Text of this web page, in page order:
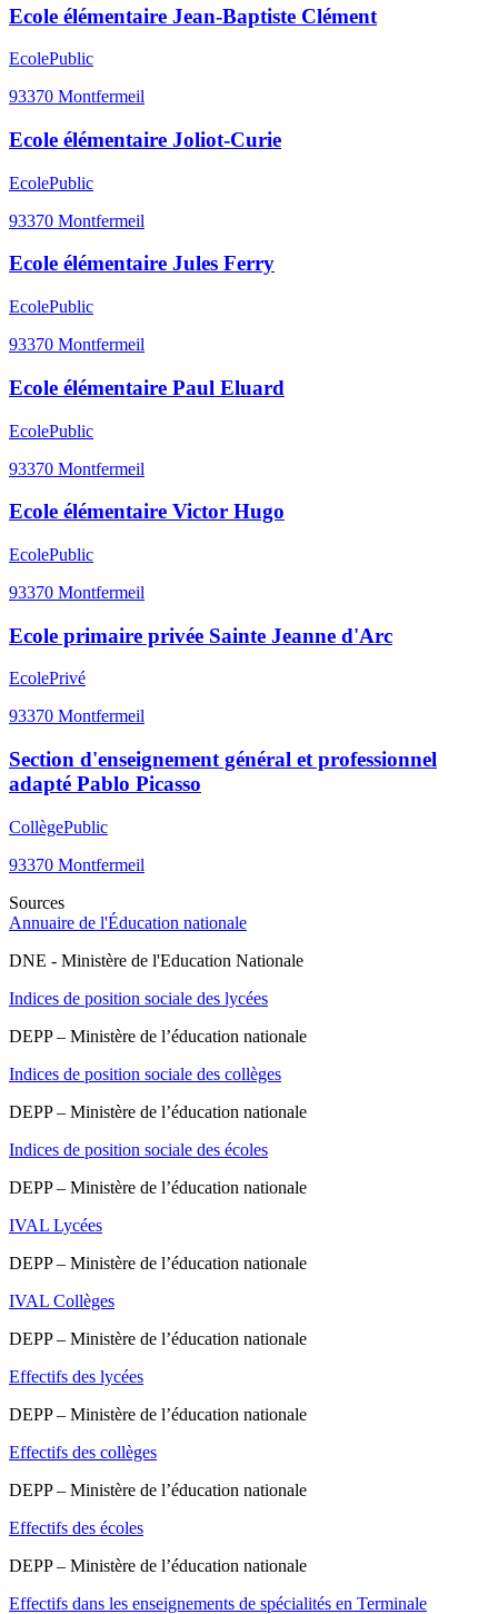
Ecole élémentaire Jean-Baptiste Clément
EcolePublic
93370 Montfermeil
Ecole élémentaire Joliot-Curie
EcolePublic
93370 Montfermeil
Ecole élémentaire Jules Ferry
EcolePublic
93370 Montfermeil
Ecole élémentaire Paul Eluard
EcolePublic
93370 Montfermeil
Ecole élémentaire Victor Hugo
EcolePublic
93370 Montfermeil
Ecole primaire privée Sainte Jeanne d'Arc
EcolePrivé
93370 Montfermeil
Section d'enseignement général et professionnel
adapté Pablo Picasso
CollègePublic
93370 Montfermeil
Sources
Annuaire de l'Éducation nationale
DNE - Ministère de l'Education Nationale
Indices de position sociale des lycées
DEPP – Ministère de l’éducation nationale
Indices de position sociale des collèges
DEPP – Ministère de l’éducation nationale
Indices de position sociale des écoles
DEPP – Ministère de l’éducation nationale
IVAL Lycées
DEPP – Ministère de l’éducation nationale
IVAL Collèges
DEPP – Ministère de l’éducation nationale
Effectifs des lycées
DEPP – Ministère de l’éducation nationale
Effectifs des collèges
DEPP – Ministère de l’éducation nationale
Effectifs des écoles
DEPP – Ministère de l’éducation nationale
Effectifs dans les enseignements de spécialités en Terminale